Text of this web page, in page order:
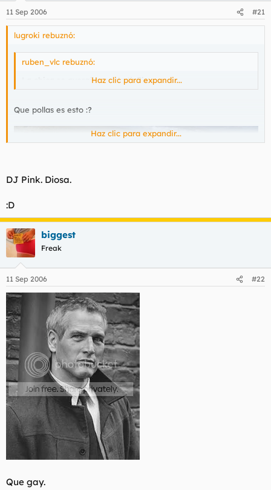
11 Sep 2006 #21
lugroki rebuznó:
ruben_vlc rebuznó:
La chica se avergüenza de ti. Fin.
Haz clic para expandir...
Que pollas es esto :?
Haz clic para expandir...
DJ Pink. Diosa.
:D
biggest
Freak
11 Sep 2006 #22
Que gay.